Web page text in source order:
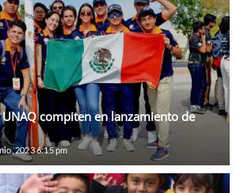
compiten en lanzamiento de
2023 6:15 pm